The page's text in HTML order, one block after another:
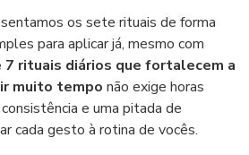
os sete rituais de forma
para aplicar já, mesmo com
7 rituais diários que fortalecem a
muito tempo não exige horas
e uma pitada de
cada gesto à rotina de vocês.